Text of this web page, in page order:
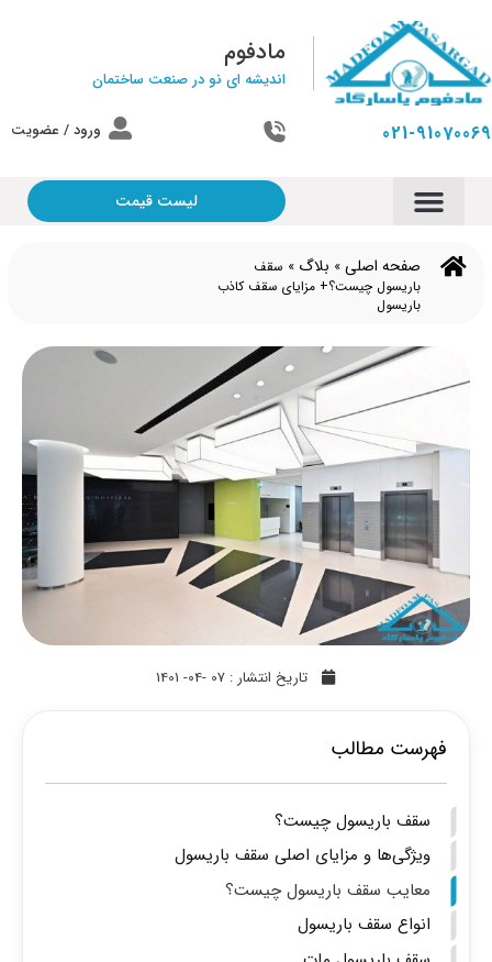
مادفوم
اندیشه ای نو در صنعت ساختمان
021-91070069 ورود / عضویت
لیست قیمت
صفحه اصلی » بلاگ » سقف
باریسول چیست؟+ مزایای سقف کاذب
باریسول
تاریخ انتشار : 07 -04- 1401
فهرست مطالب
سقف باریسول چیست؟
ویژگی‌ها و مزایای اصلی سقف باریسول
معایب سقف باریسول چیست؟
انواع سقف باریسول